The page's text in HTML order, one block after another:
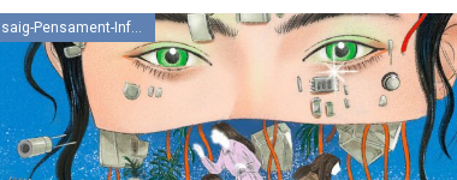
Assaig-Pensament-Informació